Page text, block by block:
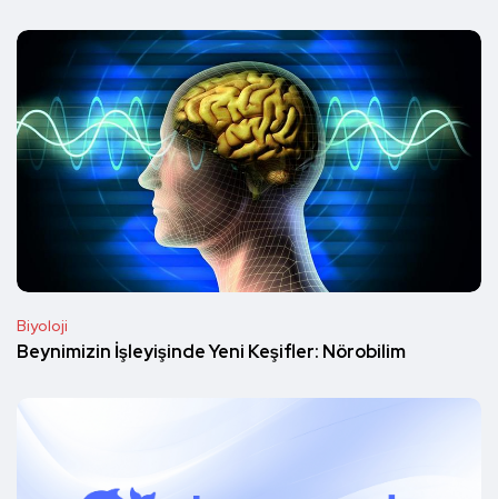
Biyoloji
Beynimizin İşleyişinde Yeni Keşifler: Nörobilim